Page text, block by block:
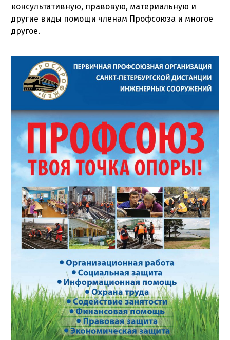
консультативную, правовую, материальную и
другие виды помощи членам Профсоюза и многое
другое.